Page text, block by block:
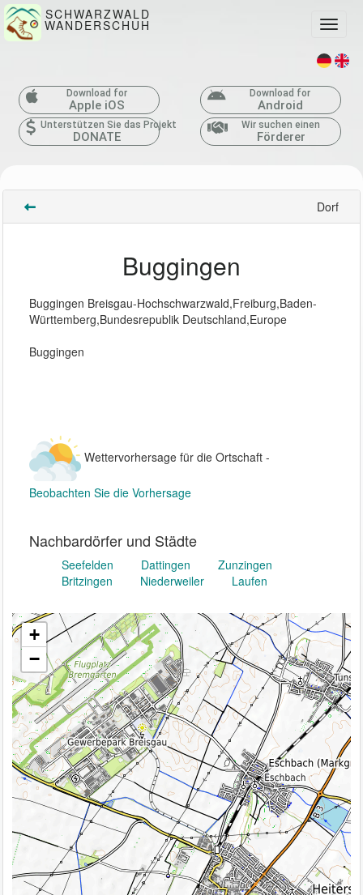
SCHWARZWALD
WANDERSCHUH
Download for
Apple iOS
Download for
Android
Unterstützen Sie das Projekt
DONATE
Wir suchen einen
Förderer
Dorf
Buggingen
Buggingen Breisgau-Hochschwarzwald,Freiburg,Baden-
Württemberg,Bundesrepublik Deutschland,Europe
Buggingen
Wettervorhersage für die Ortschaft -
Beobachten Sie die Vorhersage
Nachbardörfer und Städte
Seefelden Dattingen
Zunzingen
Britzingen
Niederweiler Laufen
+
−